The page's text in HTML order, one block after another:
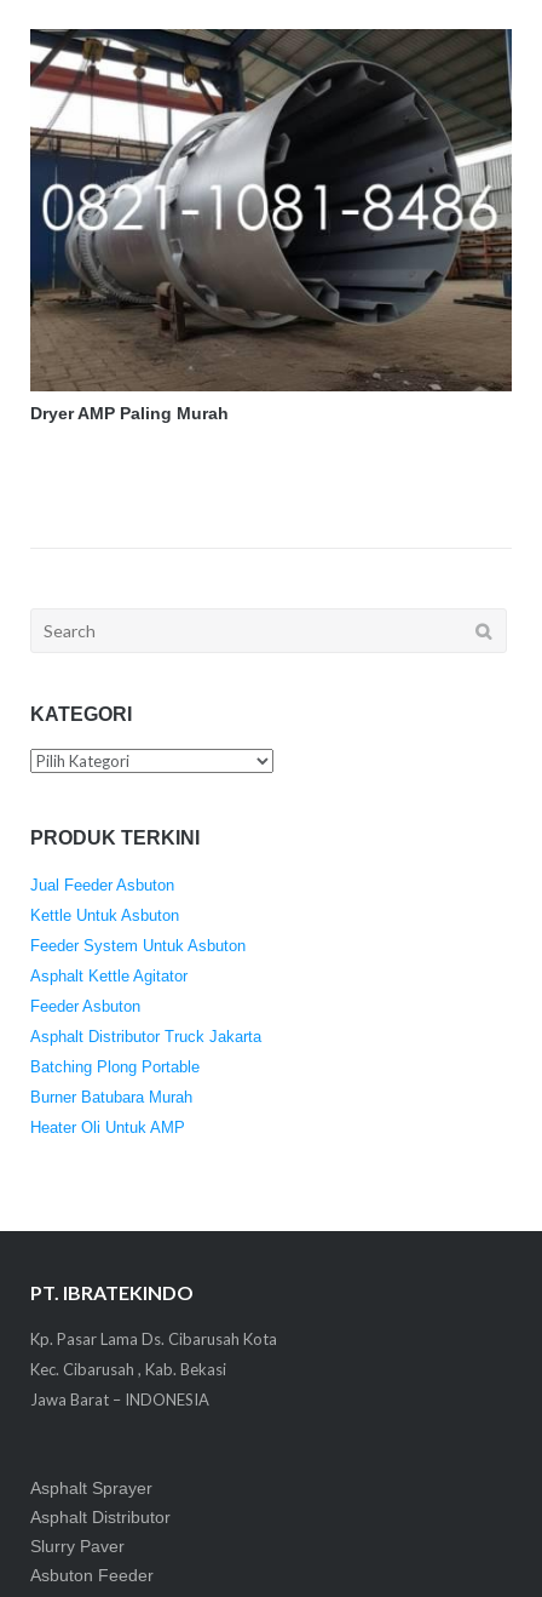
Dryer AMP Paling Murah
Search
KATEGORI
Kategori
PRODUK TERKINI
Jual Feeder Asbuton
Kettle Untuk Asbuton
Feeder System Untuk Asbuton
Asphalt Kettle Agitator
Feeder Asbuton
Asphalt Distributor Truck Jakarta
Batching Plong Portable
Burner Batubara Murah
Heater Oli Untuk AMP
PT. IBRATEKINDO
Kp. Pasar Lama Ds. Cibarusah Kota
Kec. Cibarusah , Kab. Bekasi
Jawa Barat – INDONESIA
Asphalt Sprayer
Asphalt Distributor
Slurry Paver
Asbuton Feeder